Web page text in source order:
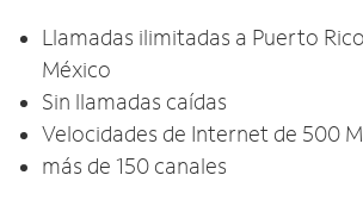
Llamadas ilimitadas a Puerto
México
Sin llamadas caídas
Velocidades de Internet de 500
más de 150 canales